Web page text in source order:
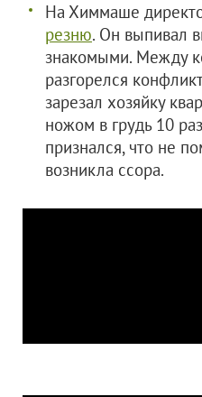
На Химмаше
резню. Он выпивал
знакомыми. Между
разгорелся
зарезал хозяйку
ножом в грудь 10
признался, что не
возникла ссора.